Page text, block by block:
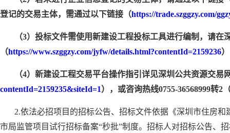
登记的交易主体，需通过以下链接（https://trade.szggzy.com/
（3）投标文件需使用新建设工程投标工具进行编制，请
（https://www.szggzy.com/jyfw/details.html?contentId=2159236）
（4）新建设工程交易平台操作指引详见深圳公共资源交易
contentId=2159235&siteId=1），或咨询热线0755-36568999转2
2.依法必招项目的招标公告、招标文件依据《深圳市住房
市局监管项目试行招标备案“秒批”制度。招标人对招标公告、